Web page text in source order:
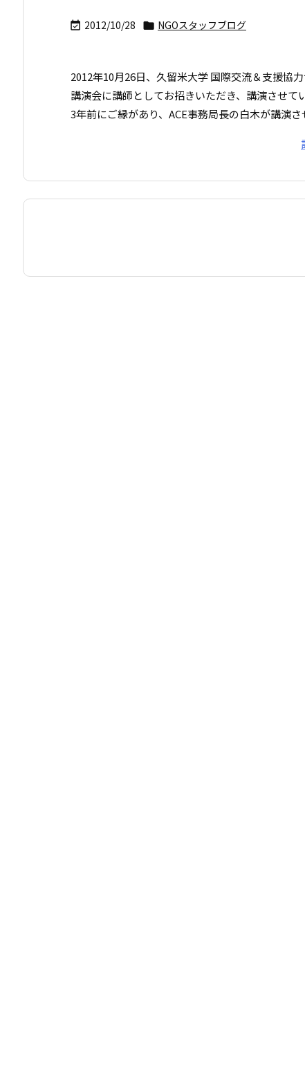
 2012/10/28  NGOスタッフブログ
2012年10月26日、久留米大学 国際交流＆支援協
講演会に講師としてお招きいただき、講演させて
3年前にご縁があり、ACE事務局長の白木が講演さ